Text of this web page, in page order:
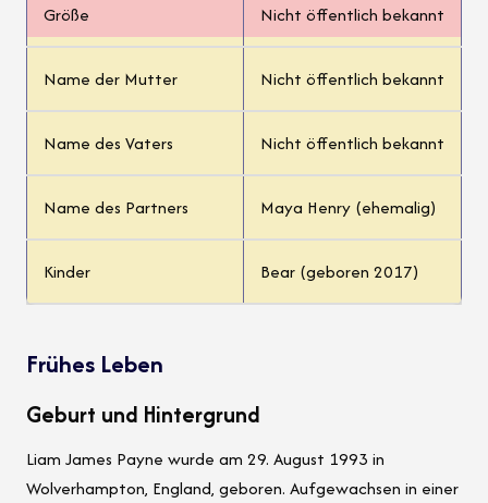
Größe Nicht öffentlich bekannt
Name der Mutter Nicht öffentlich bekannt
Name des Vaters Nicht öffentlich bekannt
Name des Partners Maya Henry (ehemalig)
Kinder Bear (geboren 2017)
Frühes Leben
Geburt und Hintergrund
Liam James Payne wurde am 29. August 1993 in
Wolverhampton, England, geboren. Aufgewachsen in einer